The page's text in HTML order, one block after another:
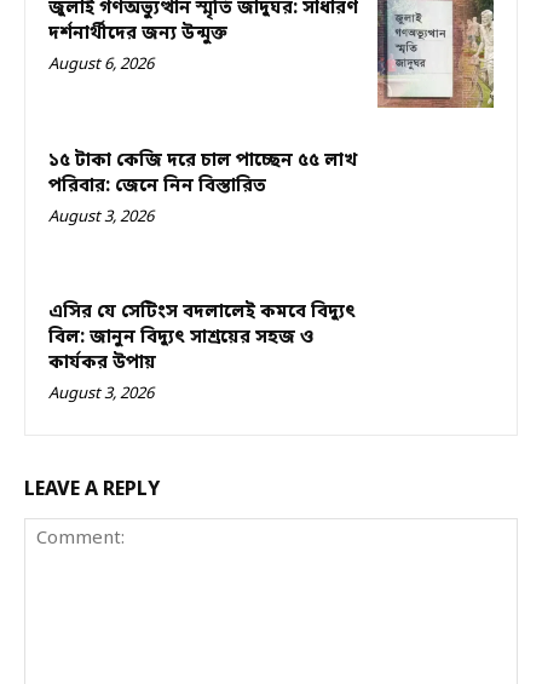
জুলাই গণঅভ্যুত্থান স্মৃতি জাদুঘর: সাধারণ
দর্শনার্থীদের জন্য উন্মুক্ত
August 6, 2026
১৫ টাকা কেজি দরে চাল পাচ্ছেন ৫৫ লাখ
পরিবার: জেনে নিন বিস্তারিত
August 3, 2026
এসির যে সেটিংস বদলালেই কমবে বিদ্যুৎ
বিল: জানুন বিদ্যুৎ সাশ্রয়ের সহজ ও
কার্যকর উপায়
August 3, 2026
LEAVE A REPLY